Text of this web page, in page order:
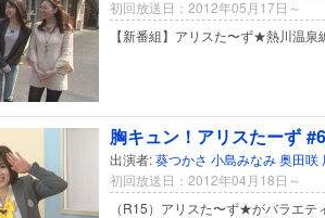
初回放送日：2012年05月17日～
【新番組】アリスた〜ず★熱川温泉
胸キュン！アリスたーず #6
出演者:葵つかさ 小島みなみ奥田咲
初回放送日：2012年04月18日～
（R15）アリスた〜ず★がバラエテ